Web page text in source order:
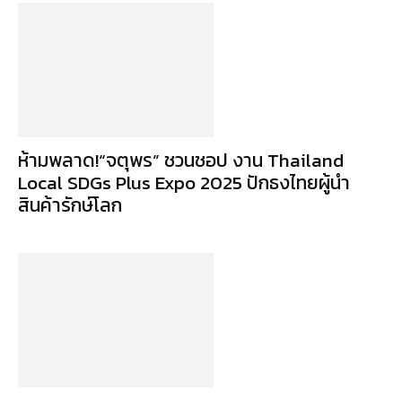
ห้ามพลาด!“จตุพร” ชวนชอป งาน Thailand
Local SDGs Plus Expo 2025 ปักธงไทยผู้นำ
สินค้ารักษ์โลก